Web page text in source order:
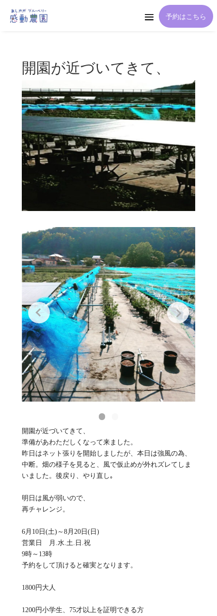
予約はこちら
開園が近づいてきて、
開園が近づいてきて、
準備があわただしくなって来ました。
昨日はネット張りを開始しましたが、本日は強風の為、
中断。畑の様子を見ると、風で仮止めが外れズレてしま
いました。後戻り、やり直し｡
明日は風が弱いので、
再チャレンジ。
6月10日(土)～8月20日(日)
営業日 月.水.土.日.祝
9時～13時
予約をして頂けると確実となります。
1800円大人
1200円小学生、75才以上を証明できる方